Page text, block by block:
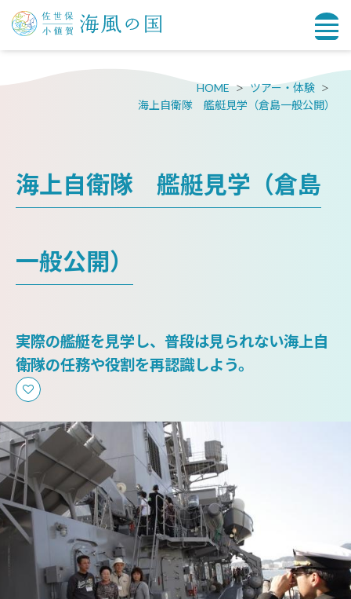
HOME
ツアー・体験
海上自衛隊 艦艇見学（倉島一般公開）
海上自衛隊 艦艇見学（倉島
一般公開）
実際の艦艇を見学し、普段は見られない海上自
衛隊の任務や役割を再認識しよう。